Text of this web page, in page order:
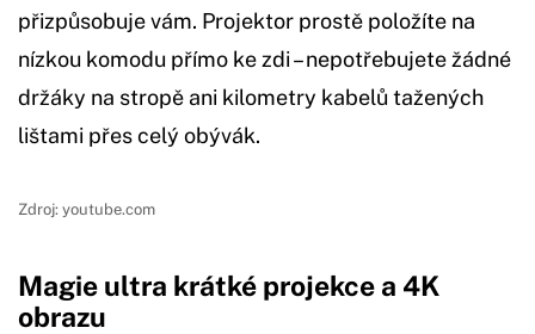
přizpůsobuje vám. Projektor prostě položíte na
nízkou komodu přímo ke zdi – nepotřebujete žádné
držáky na stropě ani kilometry kabelů tažených
lištami přes celý obývák.
Zdroj: youtube.com
Magie ultra krátké projekce a 4K
obrazu